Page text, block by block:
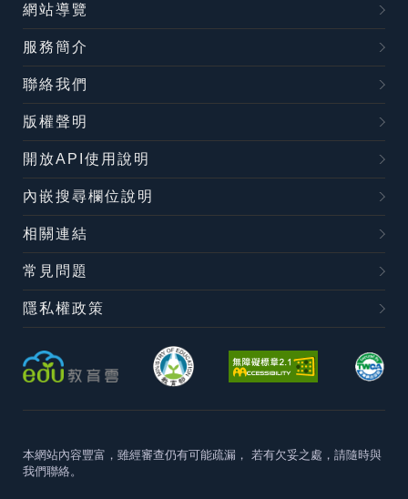
網站導覽
服務簡介
聯絡我們
版權聲明
開放API使用說明
內嵌搜尋欄位說明
相關連結
常見問題
隱私權政策
本網站內容豐富，雖經審查仍有可能疏漏， 若有欠妥之處，請隨時與
我們聯絡。